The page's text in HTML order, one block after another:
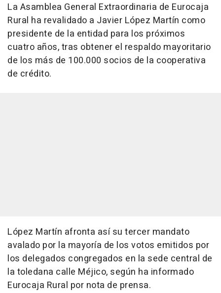
La Asamblea General Extraordinaria de Eurocaja
Rural ha revalidado a Javier López Martín como
presidente de la entidad para los próximos
cuatro años, tras obtener el respaldo mayoritario
de los más de 100.000 socios de la cooperativa
de crédito.
López Martín afronta así su tercer mandato
avalado por la mayoría de los votos emitidos por
los delegados congregados en la sede central de
la toledana calle Méjico, según ha informado
Eurocaja Rural por nota de prensa.